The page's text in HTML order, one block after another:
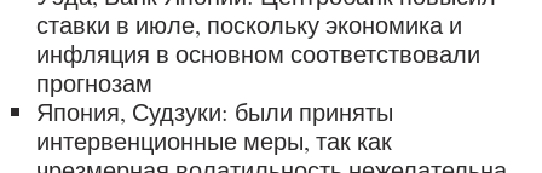
ставки в июле, поскольку экономика и
инфляция в основном соответствовали
прогнозам
Япония, Судзуки: были приняты
интервенционные меры, так как